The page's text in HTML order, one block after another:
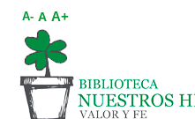
A- A A+